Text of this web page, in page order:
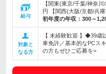
給与
【関東(東京/千葉/神奈
円 【関西(大阪/京都/兵
初年度の年収： 300～
対象と
なる方
【 未経験歓迎 】◆39
車免許／基本的なPCス
の方もぜひご応募を>